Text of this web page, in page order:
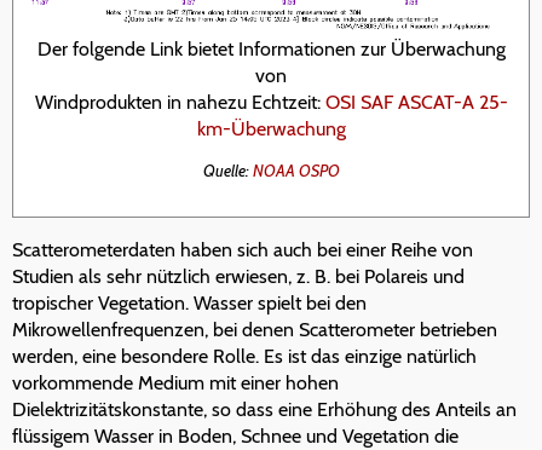
Der folgende Link bietet Informationen zur Überwachung
von
Windprodukten in nahezu Echtzeit: OSI SAF ASCAT-A 25-
km-Überwachung
Quelle:NOAA OSPO
Scatterometerdaten haben sich auch bei einer Reihe von
Studien als sehr nützlich erwiesen, z. B. bei Polareis und
tropischer Vegetation. Wasser spielt bei den
Mikrowellenfrequenzen, bei denen Scatterometer betrieben
werden, eine besondere Rolle. Es ist das einzige natürlich
vorkommende Medium mit einer hohen
Dielektrizitätskonstante, so dass eine Erhöhung des Anteils an
flüssigem Wasser in Boden, Schnee und Vegetation die